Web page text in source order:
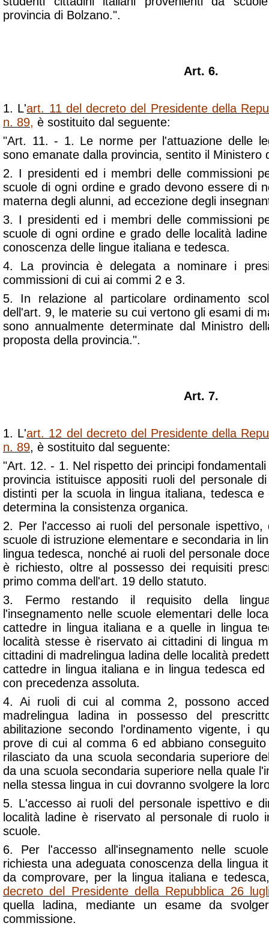
provincia di Bolzano.".
Art. 6.
1. L'art. 11 del decreto del Presidente della
n. 89, è sostituito dal seguente:
"Art. 11. - 1. Le norme per l'attuazione delle
sono emanate dalla provincia, sentito il Ministero
2. I presidenti ed i membri delle commissioni
scuole di ogni ordine e grado devono essere di
materna degli alunni, ad eccezione degli
3. I presidenti ed i membri delle commissioni
scuole di ogni ordine e grado delle località
conoscenza delle lingue italiana e tedesca.
4. La provincia è delegata a nominare i
commissioni di cui ai commi 2 e 3.
5. In relazione al particolare ordinamento
dell'art. 9, le materie su cui vertono gli esami di
sono annualmente determinate dal Ministro
proposta della provincia.".
Art. 7.
1. L'art. 12 del decreto del Presidente della
n. 89, è sostituito dal seguente:
"Art. 12. - 1. Nel rispetto dei principi
provincia istituisce appositi ruoli del personale
distinti per la scuola in lingua italiana, tedesca
determina la consistenza organica.
2. Per l'accesso ai ruoli del personale ispettivo,
scuole di istruzione elementare e secondaria in
lingua tedesca, nonché ai ruoli del personale
è richiesto, oltre al possesso dei requisiti
primo comma dell'art. 19 dello statuto.
3. Fermo restando il requisito della
l'insegnamento nelle scuole elementari delle
cattedre in lingua italiana e a quelle in lingua
località stesse è riservato ai cittadini di lingua
cittadini di madrelingua ladina delle località
cattedre in lingua italiana e in lingua tedesca
con precedenza assoluta.
4. Ai ruoli di cui al comma 2, possono
madrelingua ladina in possesso del
abilitazione secondo l'ordinamento vigente, i
prove di cui al comma 6 ed abbiano
rilasciato da una scuola secondaria superiore
da una scuola secondaria superiore nella quale
nella stessa lingua in cui dovranno svolgere la
5. L'accesso ai ruoli del personale ispettivo e
località ladine è riservato al personale di ruolo
scuole.
6. Per l'accesso all'insegnamento nelle
richiesta una adeguata conoscenza della lingua
da comprovare, per la lingua italiana e
decreto del Presidente della Repubblica 26
quella ladina, mediante un esame da
commissione.